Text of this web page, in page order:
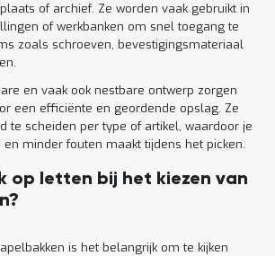
of archief. Ze worden vaak gebruikt in
of werkbanken om snel toegang te
zoals schroeven, bevestigingsmateriaal
en vaak ook nestbare ontwerp zorgen
een efficiënte en geordende opslag. Ze
te scheiden per type of artikel, waardoor je
minder fouten maakt tijdens het picken.
op letten bij het kiezen van
is het belangrijk om te kijken